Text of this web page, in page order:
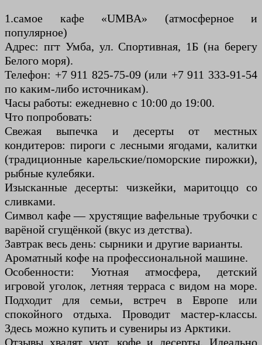
1.самое кафе «UMBA» (атмосферное и
популярное)
Адрес: пгт Умба, ул. Спортивная, 1Б (на берегу
Белого моря).
Телефон: +7 911 825-75-09 (или +7 911 333-91-54
по каким-либо источникам).
Часы работы: ежедневно с 10:00 до 19:00.
Что попробовать:
Свежая выпечка и десерты от местных
кондитеров: пироги с лесными ягодами, калитки
(традиционные карельские/поморские пирожки),
рыбные кулебяки.
Изысканные десерты: чизкейки, маритоццо со
сливками.
Символ кафе — хрустящие вафельные трубочки с
варёной сгущёнкой (вкус из детства).
Завтрак весь день: сырники и другие варианты.
Ароматный кофе на профессиональной машине.
Особенности: Уютная атмосфера, детский
игровой уголок, летняя терраса с видом на море.
Подходит для семьи, встреч в Европе или
спокойного отдыха. Проводит мастер-классы.
Здесь можно купить и сувениры из Арктики.
Отзывы хвалят уют, кофе и десерты. Идеально